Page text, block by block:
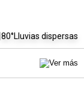
80°Lluvias dispersas